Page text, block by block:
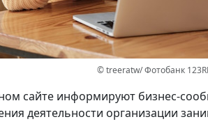
© treeratw/ Фотобанк
сайте информируют бизнес-
деятельности организации